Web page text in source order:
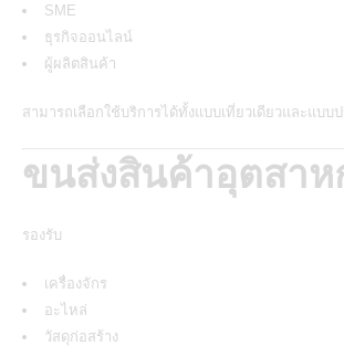
SME
ธุรกิจออนไลน์
ผู้ผลิตสินค้า
สามารถเลือกใช้บริการได้ทั้งแบบเที่ยวเดียวและแบบ
ขนส่งสินค้าอุตสาห
รองรับ
เครื่องจักร
อะไหล่
วัสดุก่อสร้าง